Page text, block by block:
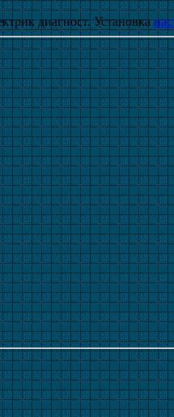
диагност. Установка